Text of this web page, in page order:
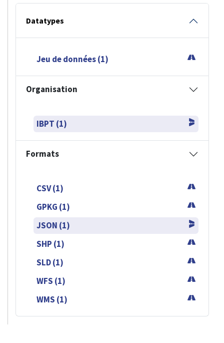
Datatypes
Jeu de données (1)
Organisation
IBPT (1)
Formats
CSV (1)
GPKG (1)
JSON (1)
SHP (1)
SLD (1)
WFS (1)
WMS (1)